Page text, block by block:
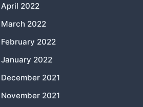
April 2022
March 2022
February 2022
January 2022
December 2021
November 2021